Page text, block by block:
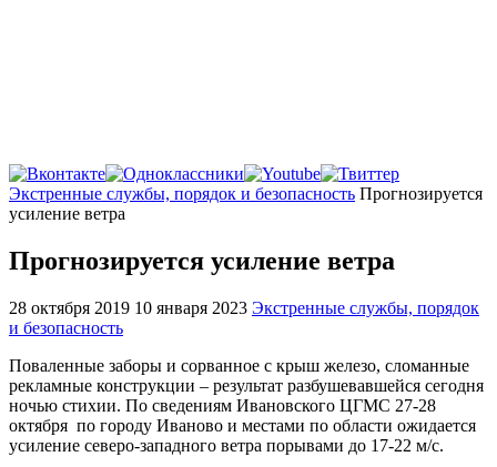
Главная
Экстренные службы, порядок и безопасность Прогнозируется
усиление ветра
Прогнозируется усиление ветра
28 октября 2019 10 января 2023 Экстренные службы, порядок
и безопасность
Поваленные заборы и сорванное с крыш железо, сломанные
рекламные конструкции – результат разбушевавшейся сегодня
ночью стихии. По сведениям Ивановского ЦГМС 27-28
октября по городу Иваново и местами по области ожидается
усиление северо-западного ветра порывами до 17-22 м/с.